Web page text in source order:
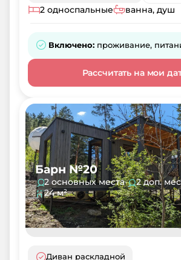
2 односпальные
ванна, душ
Включено: проживание,
Рассчитать на мои
Барн №20
2 основных места• 2 доп.
24 м²
Диван раскладной